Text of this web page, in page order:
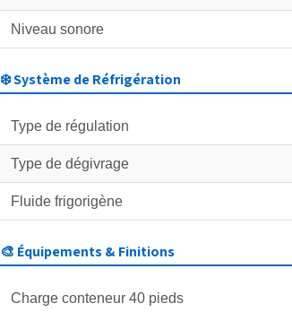
Niveau sonore
❄️ Système de Réfrigération
Type de régulation
Type de dégivrage
Fluide frigorigène
🎨 Équipements & Finitions
Charge conteneur 40 pieds